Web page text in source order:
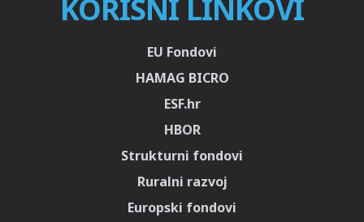
KORISNI LINKOVI
EU Fondovi
HAMAG BICRO
ESF.hr
HBOR
Strukturni fondovi
Ruralni razvoj
Europski fondovi